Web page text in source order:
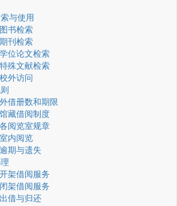
与使用
图书检索
期刊检索
学位论文检索
特殊文献检索
校外访问
外借册数和期限
馆藏借阅制度
各阅览室规章
室内阅览
逾期与遗失
开架借阅服务
闭架借阅服务
出借与归还